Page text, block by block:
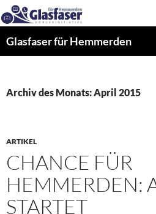
Zum
Inhalt
springen
Glasfaser für Hemmerden
Archiv des Monats: April 2015
ARTIKEL
CHANCE FÜR
HEMMERDEN:
STARTET